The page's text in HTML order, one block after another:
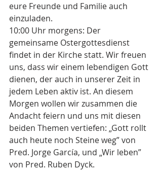
eure Freunde und Familie auch
einzuladen.
10:00 Uhr morgens: Der
gemeinsame Ostergottesdienst
findet in der Kirche statt. Wir freuen
uns, dass wir einem lebendigen Gott
dienen, der auch in unserer Zeit in
jedem Leben aktiv ist. An diesem
Morgen wollen wir zusammen die
Andacht feiern und uns mit diesen
beiden Themen vertiefen: „Gott rollt
auch heute noch Steine weg” von
Pred. Jorge García, und „Wir leben”
von Pred. Ruben Dyck.